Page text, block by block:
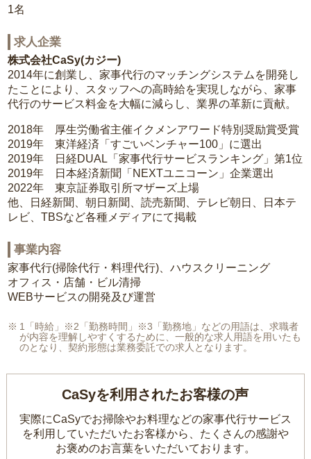
1名
求人企業
株式会社CaSy(カジー)
2014年に創業し、家事代行のマッチングシステムを開発し
たことにより、スタッフへの高時給を実現しながら、家事
代行のサービス料金を大幅に減らし、業界の革新に貢献。
2018年 厚生労働省主催イクメンアワード特別奨励賞受賞
2019年 東洋経済「すごいベンチャー100」に選出
2019年 日経DUAL「家事代行サービスランキング」第1位
2019年 日本経済新聞「NEXTユニコーン」企業選出
2022年 東京証券取引所マザーズ上場
他、日経新聞、朝日新聞、読売新聞、テレビ朝日、日本テ
レビ、TBSなど各種メディアにて掲載
事業内容
家事代行(掃除代行・料理代行)、ハウスクリーニング
オフィス・店舗・ビル清掃
WEBサービスの開発及び運営
1「時給」※2「勤務時間」※3「勤務地」などの用語は、求職者
が内容を理解しやすくするために、一般的な求人用語を用いたも
のとなり、契約形態は業務委託での求人となります。
CaSyを利用されたお客様の声
実際にCaSyでお掃除やお料理などの家事代行サービス
を利用していただいたお客様から、 たくさんの感謝や
お褒めのお言葉をいただいております。